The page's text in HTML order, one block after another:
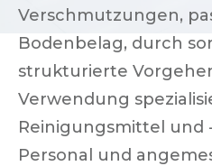
Verschmutzungen,
Bodenbelag, durch
strukturierte
Verwendung
Reinigungsmittel und
Personal und